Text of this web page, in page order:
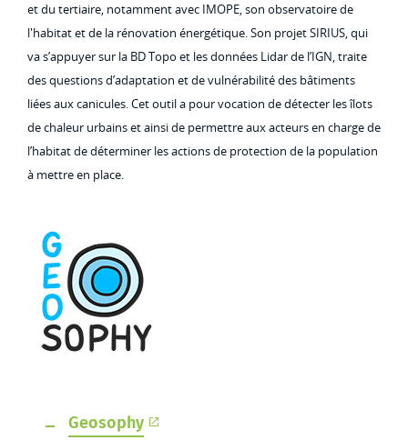
et du tertiaire, notamment avec IMOPE, son observatoire de
l'habitat et de la rénovation énergétique. Son projet SIRIUS, qui
va s’appuyer sur la BD Topo et les données Lidar de l’IGN, traite
des questions d’adaptation et de vulnérabilité des bâtiments
liées aux canicules. Cet outil a pour vocation de détecter les îlots
de chaleur urbains et ainsi de permettre aux acteurs en charge de
l’habitat de déterminer les actions de protection de la population
à mettre en place.
Geosophy